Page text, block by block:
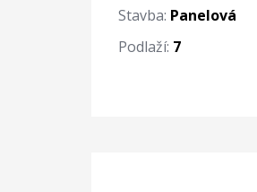
Stavba: Panelová
Podlaží: 7